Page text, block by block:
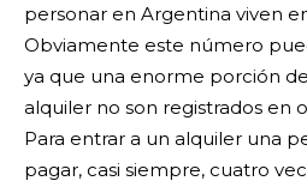
personar en Argentina viven
Obviamente este número
ya que una enorme porción
alquiler no son registrados en
Para entrar a un alquiler una
pagar, casi siempre, cuatro